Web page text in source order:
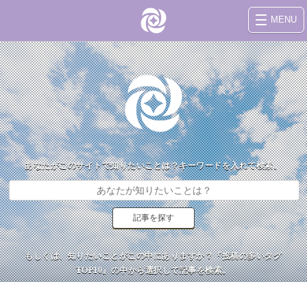
MENU
あなたがこのサイトで知りたいことは？キーワードを入れて検索。
もしくは、知りたいことがこの中にありますか？『投稿の多いタグ
TOP10』の中から選択して記事を検索。